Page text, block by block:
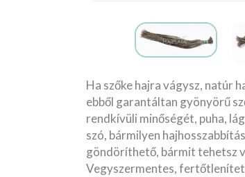
Ha szőke hajra vágysz, natúr
ebből garantáltan gyönyörű
rendkívüli minőségét, puha,
szó, bármilyen
göndöríthető, bármit tehetsz
Vegyszermentes,